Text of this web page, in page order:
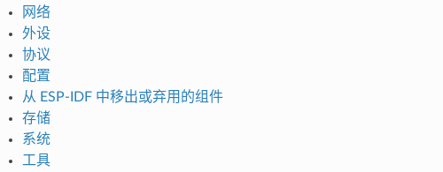
网络
外设
协议
配置
从 ESP-IDF 中移出或弃用的组件
存储
系统
工具